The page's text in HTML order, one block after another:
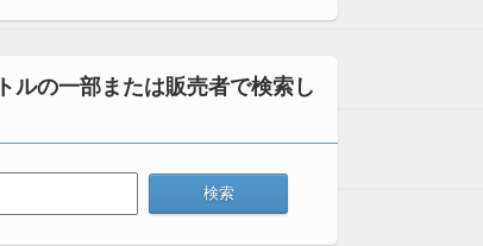
ルの一部または販売者で検索し